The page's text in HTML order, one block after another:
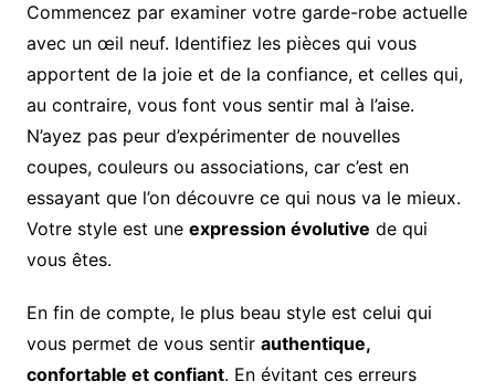
Commencez par examiner votre garde-robe actuelle
avec un œil neuf. Identifiez les pièces qui vous
apportent de la joie et de la confiance, et celles qui,
au contraire, vous font vous sentir mal à l’aise.
N’ayez pas peur d’expérimenter de nouvelles
coupes, couleurs ou associations, car c’est en
essayant que l’on découvre ce qui nous va le mieux.
Votre style est une expression évolutive de qui
vous êtes.
En fin de compte, le plus beau style est celui qui
vous permet de vous sentir authentique,
confortable et confiant. En évitant ces erreurs